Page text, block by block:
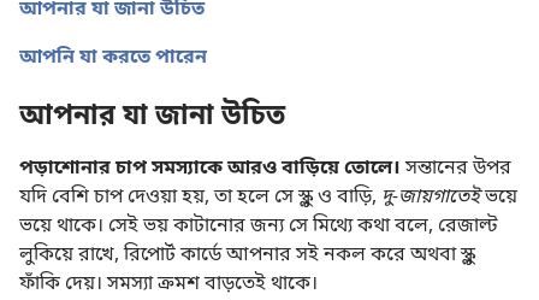
আপনার যা জানা উচিত
আপনি যা করতে পারেন
আপনার যা জানা উচিত
পড়াশোনার চাপ সমস্যাকে আরও বাড়িয়ে তোলে।সন্তানের উপর
যদি বেশি চাপ দেওয়া হয়, তা হলে সে স্কুল ও বাড়ি, দু-জায়গাতেইভয়ে
ভয়ে থাকে। সেই ভয় কাটানোর জন্য সে মিথ্যে কথা বলে, রেজাল্ট
লুকিয়ে রাখে, রিপোর্ট কার্ডে আপনার সই নকল করে অথবা স্কুল
ফাঁকি দেয়। সমস্যা ক্রমশ বাড়তেই থাকে।